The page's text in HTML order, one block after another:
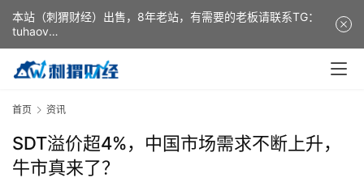
首页 资讯
SDT溢价超4%，中国市场需求不断上升，
牛市真来了？
本站（刺猬财经）出售，8年老站，有需要的老板请联系TG：
tuhaov
This website (ciweicaijing) is for sale. It is a 8-year-old
website. If you need it, please contact TG: tuhaov